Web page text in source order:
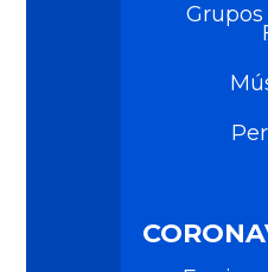
Grupos